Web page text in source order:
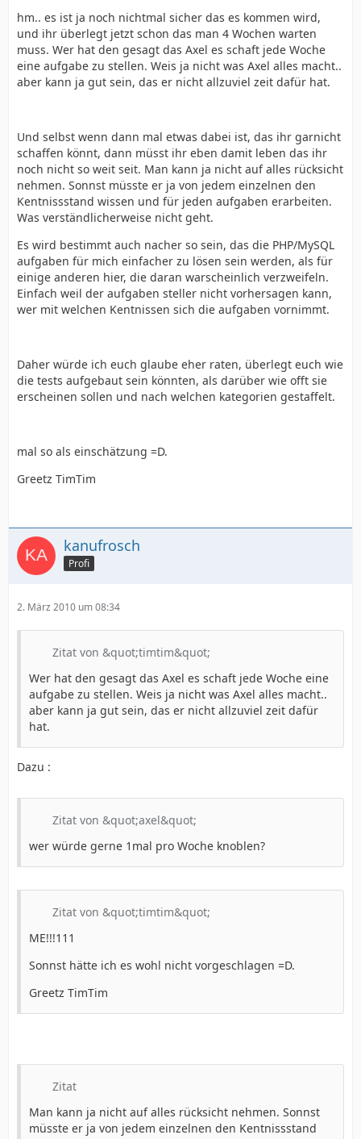
hm.. es ist ja noch nichtmal sicher das es kommen wird,
und ihr überlegt jetzt schon das man 4 Wochen warten
muss. Wer hat den gesagt das Axel es schaft jede Woche
eine aufgabe zu stellen. Weis ja nicht was Axel alles macht..
aber kann ja gut sein, das er nicht allzuviel zeit dafür hat.
Und selbst wenn dann mal etwas dabei ist, das ihr garnicht
schaffen könnt, dann müsst ihr eben damit leben das ihr
noch nicht so weit seit. Man kann ja nicht auf alles rücksicht
nehmen. Sonnst müsste er ja von jedem einzelnen den
Kentnissstand wissen und für jeden aufgaben erarbeiten.
Was verständlicherweise nicht geht.
Es wird bestimmt auch nacher so sein, das die PHP/MySQL
aufgaben für mich einfacher zu lösen sein werden, als für
einige anderen hier, die daran warscheinlich verzweifeln.
Einfach weil der aufgaben steller nicht vorhersagen kann,
wer mit welchen Kentnissen sich die aufgaben vornimmt.
Daher würde ich euch glaube eher raten, überlegt euch wie
die tests aufgebaut sein könnten, als darüber wie offt sie
erscheinen sollen und nach welchen kategorien gestaffelt.
mal so als einschätzung =D.
Greetz TimTim
kanufrosch
Profi
2. März 2010 um 08:34
Zitat von &quot;timtim&quot;
Wer hat den gesagt das Axel es schaft jede Woche eine
aufgabe zu stellen. Weis ja nicht was Axel alles macht..
aber kann ja gut sein, das er nicht allzuviel zeit dafür
hat.
Dazu :
Zitat von &quot;axel&quot;
wer würde gerne 1mal pro Woche knoblen?
Zitat von &quot;timtim&quot;
ME!!!111
Sonnst hätte ich es wohl nicht vorgeschlagen =D.
Greetz TimTim
Zitat
Man kann ja nicht auf alles rücksicht nehmen. Sonnst
müsste er ja von jedem einzelnen den Kentnissstand